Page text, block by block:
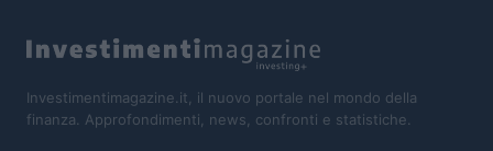
Investimentimagazine.it, il nuovo portale nel mondo della
finanza. Approfondimenti, news, confronti e statistiche.